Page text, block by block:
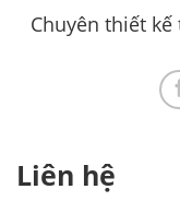
Chuyên thiết
Liên hệ